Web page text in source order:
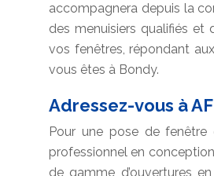
accompagnera depuis la
des menuisiers qualifiés et
vos fenêtres, répondant
vous êtes à Bondy.
Adressez-vous à
Pour une pose de fenêtre
professionnel en
de gamme d’ouvertures